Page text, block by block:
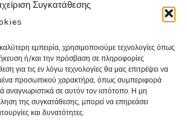
Συγκατάθεσης
εμπειρία, χρησιμοποιούμε τεχνολογίες όπως
ή/και την πρόσβαση σε πληροφορίες
για τις εν λόγω τεχνολογίες θα μας επιτρέψει να
προσωπικού χαρακτήρα, όπως συμπεριφορά
αναγνωριστικά σε αυτόν τον ιστότοπο. Η μη
της συγκατάθεσης, μπορεί να επηρεάσει
και δυνατότητες.